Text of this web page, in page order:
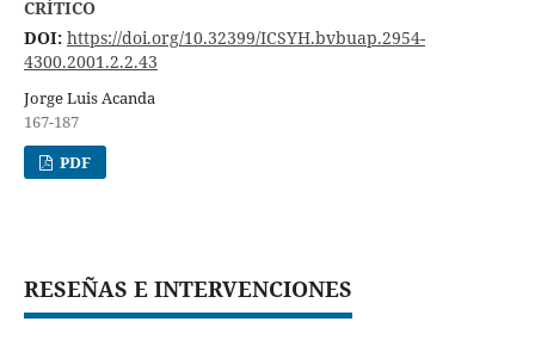
CRÍTICO
DOI: https://doi.org/10.32399/ICSYH.bvbuap.2954-
4300.2001.2.2.43
Jorge Luis Acanda
167-187
PDF
RESEÑAS E INTERVENCIONES